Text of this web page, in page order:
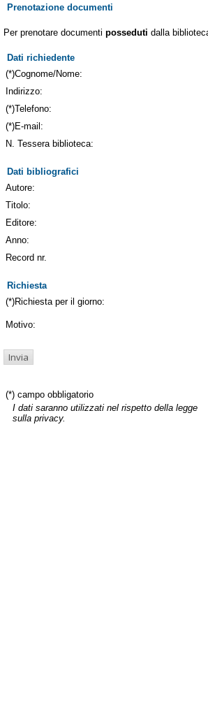
Prenotazione documenti
Per prenotare documenti posseduti dalla
Dati richiedente
(*)Cognome/Nome:
Indirizzo:
(*)Telefono:
(*)E-mail:
N. Tessera biblioteca:
Dati bibliografici
Autore:
Titolo:
Editore:
Anno:
Record nr.
Richiesta
(*)Richiesta per il giorno:
Motivo:
(*) campo obbligatorio
I dati saranno utilizzati nel rispetto della legge
sulla privacy.